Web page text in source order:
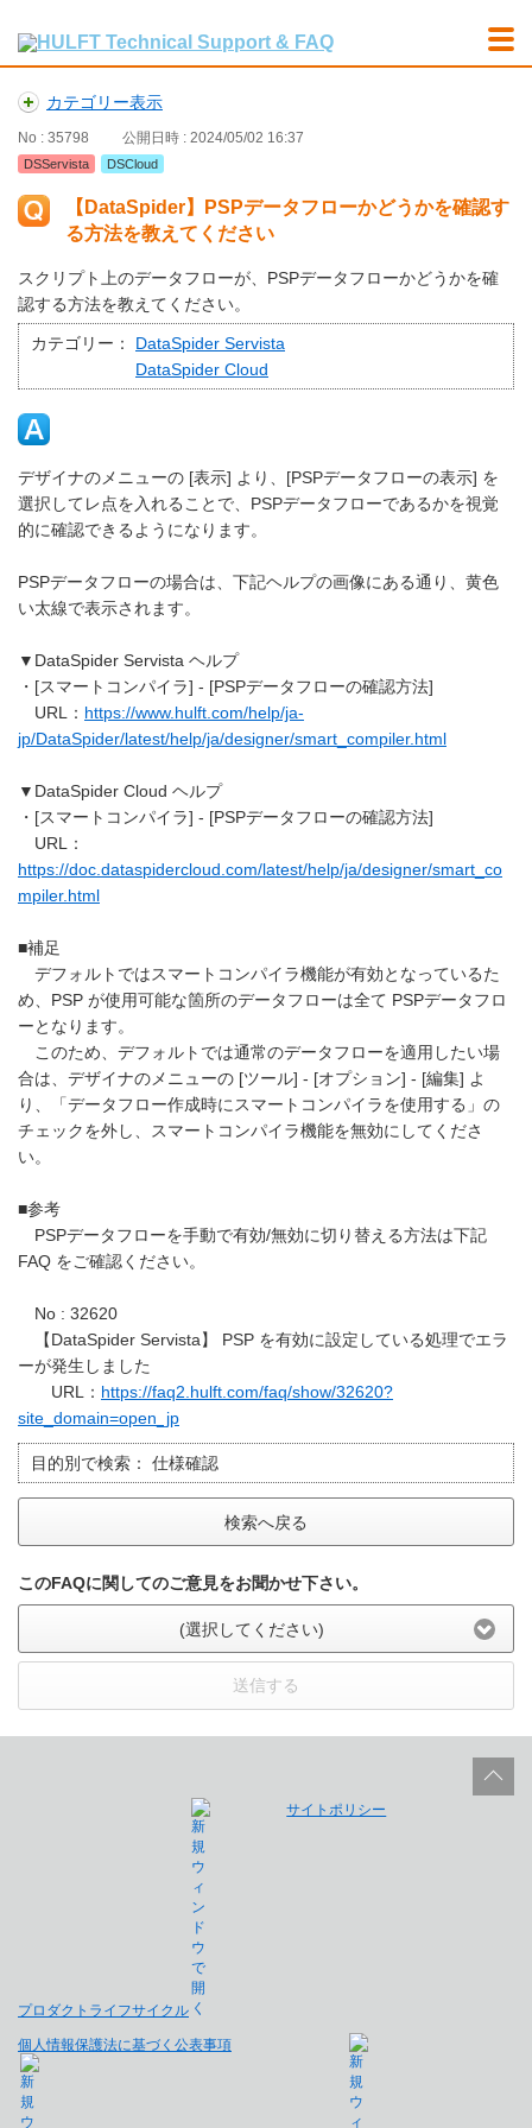
カテゴリー表示
No : 35798 公開日時 : 2024/05/02 16:37
DSServista DSCloud
【DataSpider】PSPデータフローかどうかを確認す
る方法を教えてください
スクリプト上のデータフローが、PSPデータフローかどうかを確
認する方法を教えてください。
カテゴリー：
DataSpider Servista
DataSpider Cloud
デザイナのメニューの [表示] より、[PSPデータフローの表示] を
選択してレ点を入れることで、PSPデータフローであるかを視覚
的に確認できるようになります。
PSPデータフローの場合は、下記ヘルプの画像にある通り、黄色
い太線で表示されます。
▼DataSpider Servista ヘルプ
・[スマートコンパイラ] - [PSPデータフローの確認方法]
URL： https://www.hulft.com/help/ja-
jp/DataSpider/latest/help/ja/designer/smart_compiler.html
▼DataSpider Cloud ヘルプ
・[スマートコンパイラ] - [PSPデータフローの確認方法]
URL：
https://doc.dataspidercloud.com/latest/help/ja/designer/smart_co
mpiler.html
■補足
デフォルトではスマートコンパイラ機能が有効となっているた
め、PSP が使用可能な箇所のデータフローは全て PSPデータフロ
ーとなります。
このため、デフォルトでは通常のデータフローを適用したい場
合は、デザイナのメニューの [ツール] - [オプション] - [編集] よ
り、「データフロー作成時にスマートコンパイラを使用する」の
チェックを外し、スマートコンパイラ機能を無効にしてくださ
い。
■参考
PSPデータフローを手動で有効/無効に切り替える方法は下記
FAQ をご確認ください。
No : 32620
【DataSpider Servista】 PSP を有効に設定している処理でエラ
ーが発生しました
URL： https://faq2.hulft.com/faq/show/32620?
site_domain=open_jp
目的別で検索： 仕様確認
検索へ戻る
このFAQに関してのご意見をお聞かせ下さい。
(選択してください)
送信する
プロダクトライフサイクル
サイトポリシー
個人情報保護法に基づく公表事項